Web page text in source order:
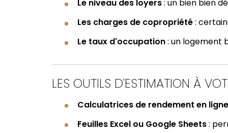
Le niveau des loyers: un bien bien
Les charges de copropriété:
Le taux d'occupation: un logement
LES OUTILS D'ESTIMATION À
Calculatrices de rendement en ligne
Feuilles Excel ou Google Sheets: